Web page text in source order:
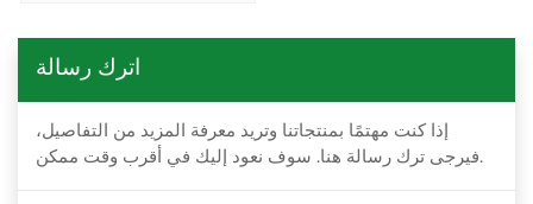
اترك رسالة
إذا كنت مهتمًا بمنتجاتنا وتريد معرفة المزيد من التفاصيل،
فيرجى ترك رسالة هنا. سوف نعود إليك في أقرب وقت ممكن.